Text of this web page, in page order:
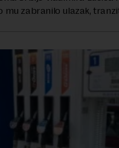
mu zabranilo ulazak,